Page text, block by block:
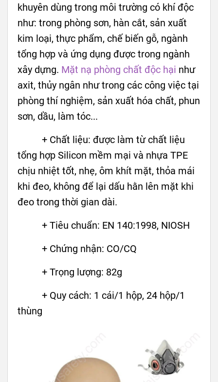
khuyên dùng trong môi trường có khí độc
như: trong phòng sơn, hàn cắt, sản xuất
kim loại, thực phẩm, chế biến gỗ, ngành
tổng hợp và ứng dụng được trong ngành
xây dựng. Mặt nạ phòng chất độc hại như
axit, thủy ngân như trong các công việc tại
phòng thí nghiệm, sản xuất hóa chất, phun
sơn, dầu, làm tóc...
+ Chất liệu: được làm từ chất liệu
tổng hợp Silicon mềm mại và nhựa TPE
chịu nhiệt tốt, nhẹ, ôm khít mặt, thỏa mái
khi đeo, không để lại dấu hằn lên mặt khi
đeo trong thời gian dài.
+ Tiêu chuẩn: EN 140:1998, NIOSH
+ Chứng nhận: CO/CQ
+ Trọng lượng: 82g
+ Quy cách: 1 cái/1 hộp, 24 hộp/1
thùng